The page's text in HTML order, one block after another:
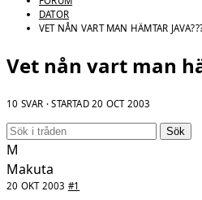
DATOR
VET NÅN VART MAN HÄMTAR
Vet nån vart man
10 SVAR · STARTAD20 OCT 2003
Sök
M
Makuta
20 OKT 2003 #1